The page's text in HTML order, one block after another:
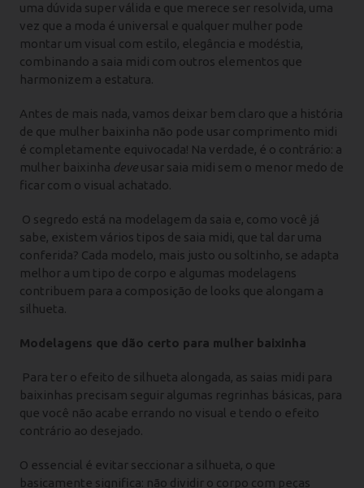
uma dúvida super válida e que merece ser resolvida, uma
vez que a moda é universal e qualquer mulher pode
montar um visual com estilo, elegância e modéstia,
combinando a saia midi com outros elementos que
harmonizem a estatura.
Antes de mais nada, vamos deixar bem claro que a história
de que mulher baixinha não pode usar comprimento midi
é completamente equivocada! Na verdade, é o contrário: a
mulher baixinha deve usar saia midi sem o menor medo de
ficar com o visual achatado.
O segredo está na modelagem da saia e, como você já
sabe, existem vários tipos de saia midi, que tal dar uma
conferida? Cada modelo, mais justo ou soltinho, se adapta
melhor a um tipo de corpo e algumas modelagens
contribuem para a composição de looks que alongam a
silhueta.
Modelagens que dão certo para mulher baixinha
Para ter o efeito de silhueta alongada, as saias midi para
baixinhas precisam seguir algumas regrinhas básicas, para
que você não acabe errando no visual e tendo o efeito
contrário ao desejado.
O essencial é evitar seccionar a silhueta, o que
basicamente significa: não dividir o corpo com peças